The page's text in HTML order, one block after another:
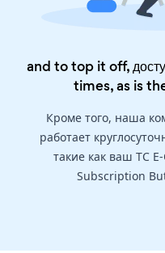
and to top it off,
times, as is
Кроме того, наша
работает
такие как ваш TC
Subscription